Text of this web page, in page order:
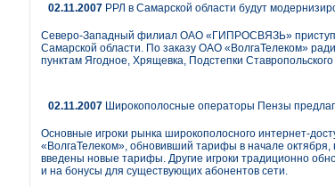
02.11.2007 РРЛ в Самарской области будут
Северо-Западный филиал ОАО «ГИПРОСВЯЗЬ»
Самарской области. По заказу ОАО «ВолгаТелеком»
пунктам Ягодное, Хрящевка, Подстепки
02.11.2007 Широкополосные операторы Пензы
Основные игроки рынка широкополосного интернет-
«ВолгаТелеком», обновивший тарифы в начале
введены новые тарифы. Другие игроки традиционно
и на бонусы для существующих абонентов сети.